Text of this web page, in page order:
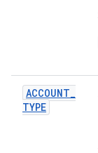
ACCOUNT_
TYPE